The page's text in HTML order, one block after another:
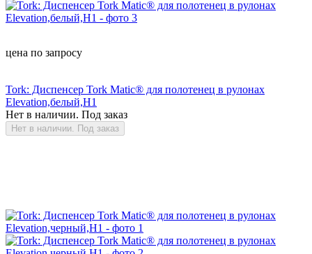
цена по запросу
Tork: Диспенсер Tork Matic® для полотенец в рулонах
Elevation,белый,Н1
Нет в наличии. Под заказ
Нет в наличии. Под заказ